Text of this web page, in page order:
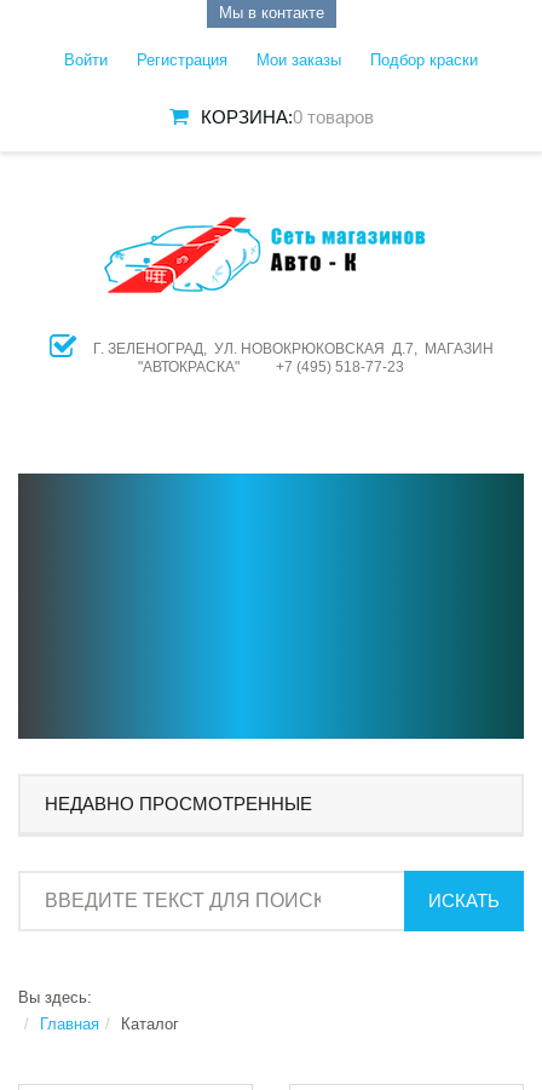
Мы в контакте
Войти Регистрация Мои заказы Подбор краски
КОРЗИНА:0 товаров
Г. ЗЕЛЕНОГРАД, УЛ. НОВОКРЮКОВСКАЯ Д.7, МАГАЗИН
"АВТОКРАСКА" +7 (495) 518-77-23
НЕДАВНО ПРОСМОТРЕННЫЕ
ИСКАТЬ
Вы здесь:
Главная
Каталог